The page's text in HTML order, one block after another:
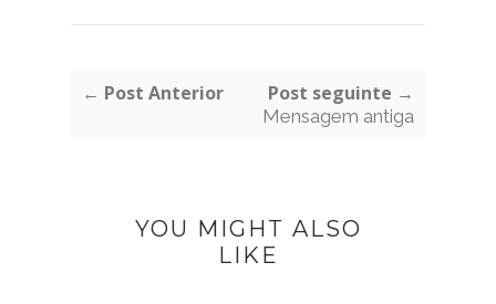
← Post Anterior Post seguinte →
Mensagem antiga
YOU MIGHT ALSO
LIKE